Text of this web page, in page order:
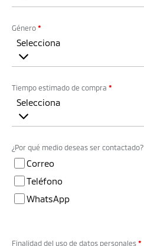
Género *
Selecciona
Tiempo estimado de compra *
Selecciona
¿Por qué medio deseas ser contactado?
Correo
Teléfono
WhatsApp
Finalidad del uso de datos personales *